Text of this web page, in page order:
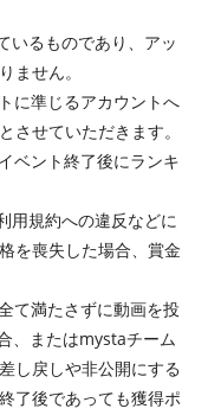
いるものであり、アッ
ません。
に準じるアカウントへ
させていただきます。
ベント終了後にランキ
用規約への違反などに
を喪失した場合、賞金
て満たさずに動画を投
、またはmystaチーム
し戻しや非公開にする
了後であっても獲得ポ